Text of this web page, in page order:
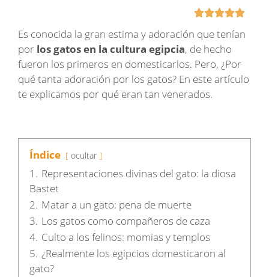

Es conocida la gran estima y adoración que tenían
por los gatos en la cultura egipcia, de hecho
fueron los primeros en domesticarlos. Pero, ¿Por
qué tanta adoración por los gatos? En este artículo
te explicamos por qué eran tan venerados.
Índice ocultar
1. Representaciones divinas del gato: la diosa
Bastet
2. Matar a un gato: pena de muerte
3. Los gatos como compañeros de caza
4. Culto a los felinos: momias y templos
5. ¿Realmente los egipcios domesticaron al
gato?